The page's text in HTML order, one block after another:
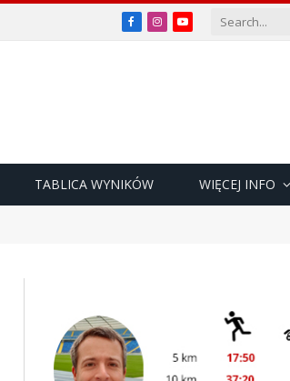
Facebook
InstagramYouTube
TABLICA WYNIKÓW WIĘCEJ INFO